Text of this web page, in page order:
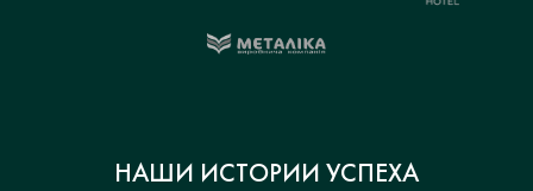
НАШИ ИСТОРИИ УСПЕХА